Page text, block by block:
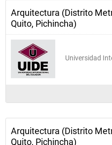
Arquitectura (Distrito
Quito, Pichincha)
Universidad
Arquitectura (Distrito
Quito, Pichincha)